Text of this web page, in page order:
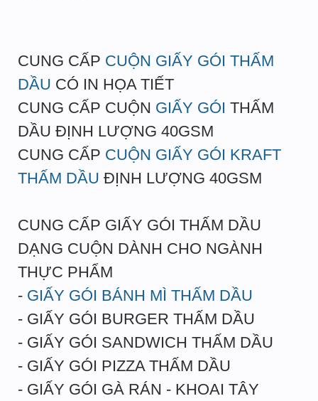
CUNG CẤP CUỘN GIẤY GÓI THẤM
DẦU CÓ IN HỌA TIẾT
CUNG CẤP CUỘN GIẤY GÓI THẤM
DẦU ĐỊNH LƯỢNG 40GSM
CUNG CẤP CUỘN GIẤY GÓI KRAFT
THẤM DẦU ĐỊNH LƯỢNG 40GSM
CUNG CẤP GIẤY GÓI THẤM DẦU
DẠNG CUỘN DÀNH CHO NGÀNH
THỰC PHẨM
- GIẤY GÓI BÁNH MÌ THẤM DẦU
- GIẤY GÓI BURGER THẤM DẦU
- GIẤY GÓI SANDWICH THẤM DẦU
- GIẤY GÓI PIZZA THẤM DẦU
- GIẤY GÓI GÀ RÁN - KHOAI TÂY